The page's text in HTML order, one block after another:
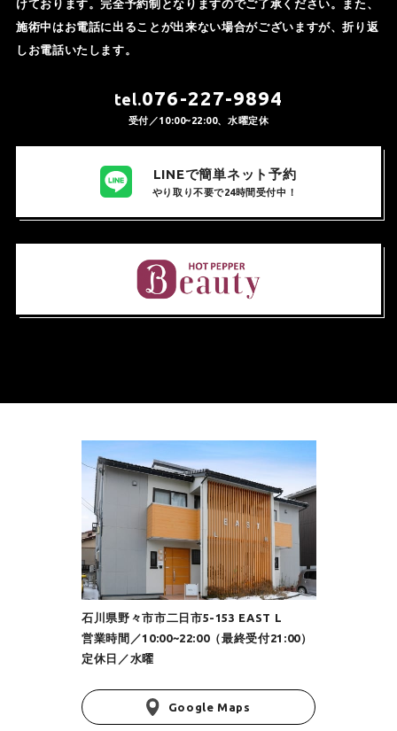
けております。完全予約制となりますのでご了承ください。また、
施術中はお電話に出ることが出来ない場合がございますが、折り返
しお電話いたします。
tel.076-227-9894
受付／10:00~22:00、水曜定休
LINEで簡単ネット予約
やり取り不要で24時間受付中！
石川県野々市市二日市5-153 EAST L
営業時間／10:00~22:00（最終受付21:00）
定休日／水曜
Google Maps